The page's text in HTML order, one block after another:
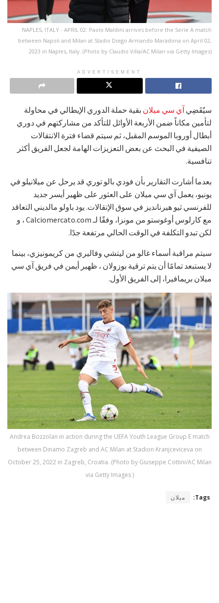
NAPLES, ITALY - APRIL 02: Paolo Maldini arrives before the Serie A match
between Napoli and Milan at Stadio Diego Armando Maradona on April 02,
2023 in Naples, Italy. (Photo by Claudio Villa/AC Milan via Getty Images)
ADVERTISEMENT
سيٌقَضِي آي سي ميلان بقية حملة الدوري الإيطالي في محاولة
لتأمين مكاناً ضمن الأربعة الأوائل للتأكد من مشاركتهم في دوري
أبطال أوروبا الموسم المقبل، ثم سيتم قضاء فترة الانتقالات
الصيفية في البحث عن بعض التعزيزات الهامة لجعل الفريق أكثر
تنافسية.
بعدما أشارت التقارير بأن فودي بالو توري قد يرحل عن ميلانيلو في
يونيو، يعمل آي سي ميلان على العثور على ظهير أيسر جديد
للفرنسي ثيو هيرنانديز في سوق الإتقالات. يود باولو مالديني التعاقد
مع كارلوس أوغوستو من مونزا، وفقًا لـ Calciomercato.com ، و
لكن تبدو التكلفة في الوقت الحالي مرتفعة جدًا.
سيتم مراقبة أسماء غالو من ليتشي وفاليري من كريمونيزي، بينما
لا يستبعد تمامًا أن يتم ترقية بوزولان ، ظهير أيمن في فريق آي سي
ميلان بريمافيرا، إلى الفريق الأول.
Andrea Bozzolan in action during the UEFA Youth League Group E match
between Dinamo Zagreb and AC Milan at Stadion Kranjceviceva on
October 25, 2022 in Zagreb, Croatia. (Photo by Giuseppe Cottini/AC Milan
via Getty Images )
Tags: ميلان